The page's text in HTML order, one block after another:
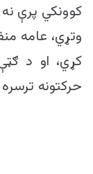
کوونکي پرې
وتړي، عامه
کړي، او د
حرکتونه